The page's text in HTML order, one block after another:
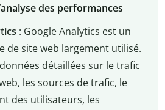
des performances
: Google Analytics est un
de site web largement utilisé.
détaillées sur le trafic
les sources de trafic, le
des utilisateurs, les